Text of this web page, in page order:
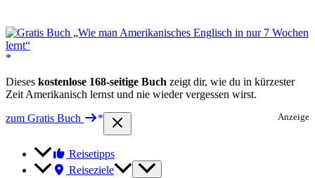
Dieses kostenlose 168-seitige Buch zeigt dir, wie du in kürzester
Zeit Amerikanisch lernst und nie wieder vergessen wirst.
zum Gratis Buch
Anzeige
Reisetipps
Reiseziele